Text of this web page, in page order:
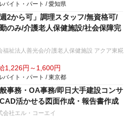
バイト・パート / 愛知県
週2から可」調理スタッフ/無資格可/
のみ/介護老人保健施設/社会保障完
福祉法人善光会/介護老人保健施設 アクア東糀
1,226円～1,600円
バイト・パート / 東京都
事務・OA事務/即日大手建設コンサ
活かせる図面作成・報告書作成
会社エル・コーエイ